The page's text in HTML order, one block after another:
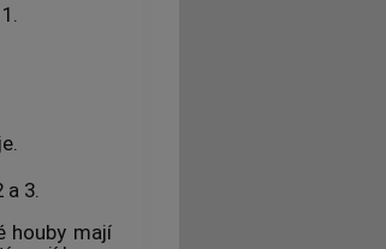
3.
houby mají